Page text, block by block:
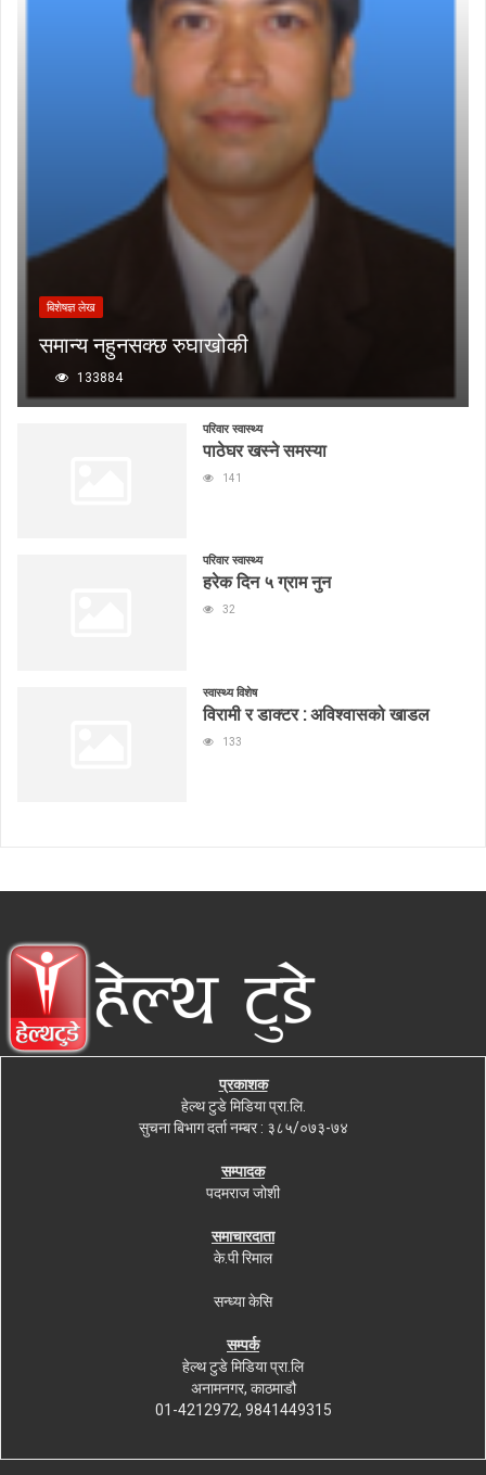
बिशेषज्ञ लेख
समान्य नहुनसक्छ रुघाखोकी
133884
परिवार स्वास्थ्य
पाठेघर खस्ने समस्या
141
परिवार स्वास्थ्य
हरेक दिन ५ ग्राम नुन
32
स्वास्थ्य विशेष
विरामी र डाक्टर : अविश्वासको खाडल
133
प्रकाशक
हेल्थ टुडे मिडिया प्रा.लि.
सुचना बिभाग दर्ता नम्बर : ३८५/०७३-७४
सम्पादक
पदमराज जोशी
समाचारदाता
के.पी रिमाल
सन्ध्या केसि
सम्पर्क
हेल्थ टुडे मिडिया प्रा.लि
अनामनगर, काठमाडौ
01-4212972, 9841449315